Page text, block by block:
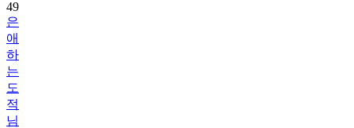
49
은
애
하
는
도
적
님